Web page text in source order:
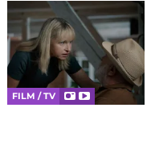
FILM / TV